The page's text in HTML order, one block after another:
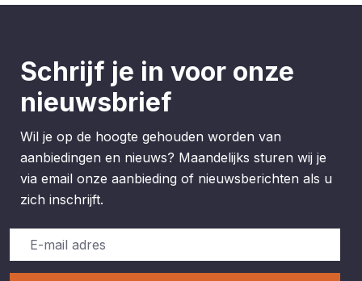
Schrijf je in voor onze
nieuwsbrief
Wil je op de hoogte gehouden worden van
aanbiedingen en nieuws? Maandelijks sturen wij je
via email onze aanbieding of nieuwsberichten als u
zich inschrijft.